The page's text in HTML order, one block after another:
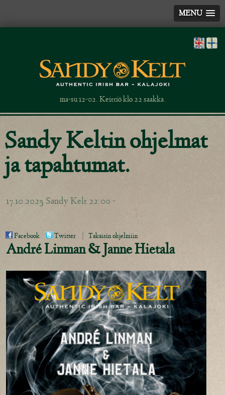
MENU
ma-su 12-02. Keittiö klo 22 saakka.
Sandy Keltin ohjelmat
ja tapahtumat.
17.10.2025 Sandy Kelt 22:00 -
Facebook Twitter Takaisin ohjelmiin
André Linman & Janne Hietala